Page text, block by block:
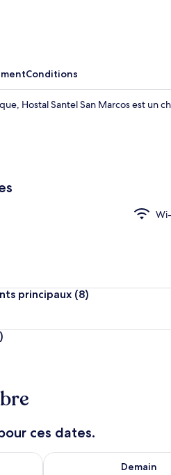
Conditions
Hostal Santel San Marcos est un
principaux (8)
ces dates.
août 7 - août 8
Demain
Vérifier la disponibilité